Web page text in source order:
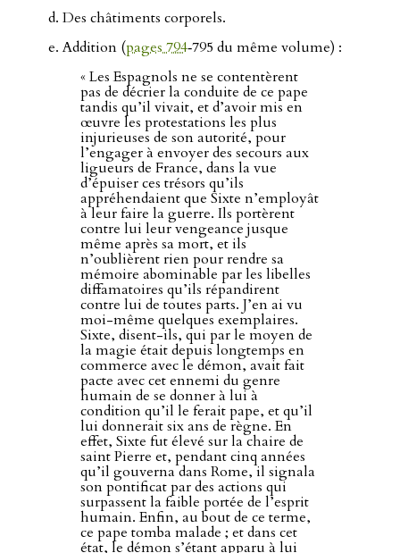
Des châtiments corporels.
Addition (pages 794‑795 du même volume) :
« Les Espagnols ne se contentèrent
pas de décrier la conduite de ce pape
tandis qu’il vivait, et d’avoir mis en
œuvre les protestations les plus
injurieuses de son autorité, pour
l’engager à envoyer des secours aux
ligueurs de France, dans la vue
d’épuiser ces trésors qu’ils
appréhendaient que Sixte n’employât
à leur faire la guerre. Ils portèrent
contre lui leur vengeance jusque
même après sa mort, et ils
n’oublièrent rien pour rendre sa
mémoire abominable par les libelles
diffamatoires qu’ils répandirent
contre lui de toutes parts. J’en ai vu
moi-même quelques exemplaires.
Sixte, disent-ils, qui par le moyen de
la magie était depuis longtemps en
commerce avec le démon, avait fait
pacte avec cet ennemi du genre
humain de se donner à lui à
condition qu’il le ferait pape, et qu’il
lui donnerait six ans de règne. En
effet, Sixte fut élevé sur la chaire de
saint Pierre et, pendant cinq années
qu’il gouverna dans Rome, il signala
son pontificat par des actions qui
surpassent la faible portée de l’esprit
humain. Enfin, au bout de ce terme,
ce pape tomba malade ; et dans cet
état, le démon s’étant apparu à lui